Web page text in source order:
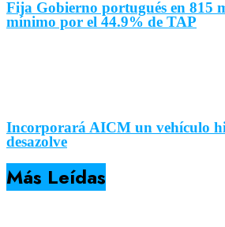
Fija Gobierno portugués en 815
mínimo por el 44.9% de TAP
Incorporará AICM un vehículo
desazolve
Más Leídas